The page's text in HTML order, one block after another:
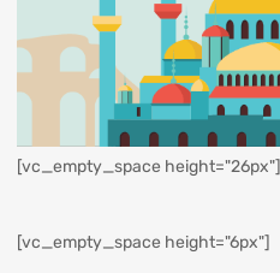
[vc_empty_space height="26px"]
[vc_empty_space height="6px"]